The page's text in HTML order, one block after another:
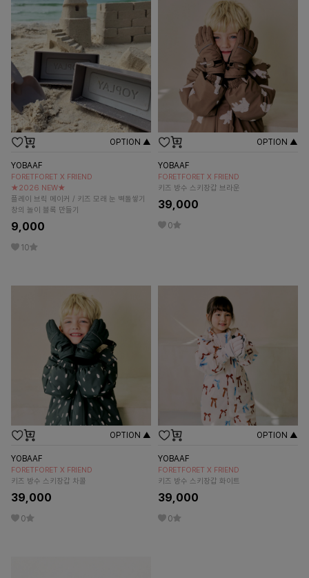
OPTION ▲
YOBAAF
FORETFORET X FRIEND
★2026 NEW★
플레이 브릭 메이커 / 키즈 모래 눈 벽돌쌓기
창의 놀이 블록 만들기
9,000
10
OPTION ▲
YOBAAF
FORETFORET X FRIEND
키즈 방수 스키장갑 브라운
39,000
0
OPTION ▲
YOBAAF
FORETFORET X FRIEND
키즈 방수 스키장갑 차콜
39,000
0
OPTION ▲
YOBAAF
FORETFORET X FRIEND
키즈 방수 스키장갑 화이트
39,000
0